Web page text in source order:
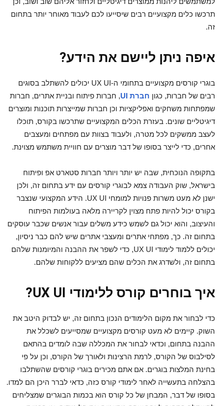
תרכשו כלים מקצועיים רבים שיסייעו לכם לעבוד מאוחר יותר בתחום
זה.
איפה ניתן ליישם את הידע?
בוגרי קורסים מקצועיים בתחומי ה-UX UI יכולים להשתלב בסוגים
רבים של חברות, כגון חברת UI
, חברות פיתוח ובניית אתרים, חברות
שמפתחות משחקים ואפליקציות וכן חברות שמייצרות תוכנות ומוצרים
דיגיטליים שונים. בעזרת הכלים המקצועיים שתרכשו בקורס, תוכלו
לעצב ממשקים לכל מטרה, ולעבוד בצוות עם מפתחים ומעצבים
אחרים, כדי לייצר בסופו של דבר מוצרים עם חוויית משתמש מצוינת.
בתקופה הנוכחית, שבה יש יותר ויותר חברות סטארט אפ ופיתוח
בישראל, שוק העבודה צמא לבוגרי קורסים עם ידע בתחום זה, ולכן
ישנן לא מעט משרות פנויות למומחי UX UI. הידע המקצועי שנצבר
בקורס יכול להיות פתח מצוין לקריירה מלאה בעולמות הפיתוח
והעיצוב, והוא יכול גם לשמש כידע משלים עבור אנשים שכבר עוסקים
בתחום זה. כך, מפתחי אתרים ומעצבי אתרים שיש להם כבר ניסיון,
יכולים ללמוד לימודי UX UI, כדי לשפר את ההבנה והמיומנות שלהם
בתחום זה, ולשדרג את הכלים שהם מציעים ללקוחות שלהם.
איך בוחרים קורס ללימודי UX UI?
כדי לבחור את מקום הלימודים הנכון בתחום זה, יש לבדוק היטב את
השוק. קיימים לא מעט קורסים מקצועיים שמסייעים לשכלל את
ההבנה בתחום, וכדאי לבחור את המכללה שבה לומדים בהתאם
לסילבוס של הקורס, לרמת הרצינות ולאורך של הקורס, וכן על פי
בחינת המלצות בוגרים. אם אתם מכירים בוגרי קורסים שהשתלבו
בהצלחה בתעשייה לאחר לימודי קורס כזה, כדאי לברר היכן הם למדו.
בסופו של דבר, המבחן של כל קורס הוא בכמות הבוגרים שמצליחים